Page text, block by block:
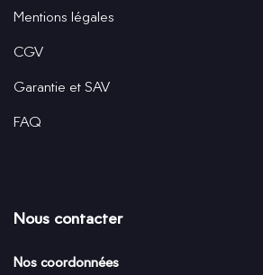
Mentions légales
CGV
Garantie et SAV
FAQ
Nous contacter
Nos coordonnées